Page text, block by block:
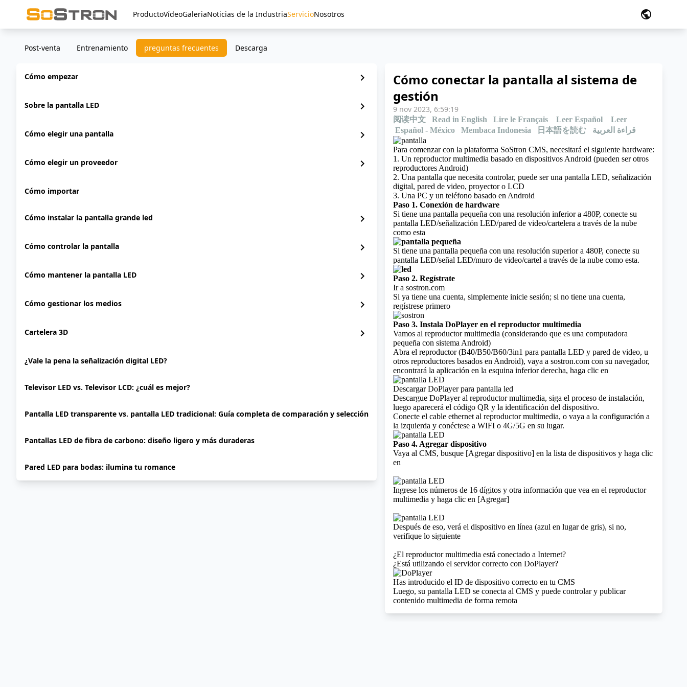
ProductoVídeoGaleriaNoticias de la IndustriaServicioNosotros public
Post-venta Entrenamiento preguntas frecuentes Descarga
Cómo empezar chevron_right
Sobre la pantalla LED chevron_right
Cómo elegir una pantalla chevron_right
Cómo elegir un proveedor chevron_right
Cómo importar
Cómo instalar la pantalla grande led chevron_right
Cómo controlar la pantalla chevron_right
Cómo mantener la pantalla LED chevron_right
Cómo gestionar los medios chevron_right
Cartelera 3D chevron_right
¿Vale la pena la señalización digital LED?
Televisor LED vs. Televisor LCD: ¿cuál es mejor?
Pantalla LED transparente vs. pantalla LED tradicional: Guía completa de comparación y selección
Pantallas LED de fibra de carbono: diseño ligero y más duraderas
Pared LED para bodas: ilumina tu romance
Cómo conectar la pantalla al sistema de
gestión
9 nov 2023, 6:59:19
阅读中文 Read in English Lire le Français Leer Español
Leer
Español - México
Membaca Indonesia 日本語を読む قراءة العربية
Para comenzar con la plataforma SoStron CMS, necesitará el siguiente hardware:
1. Un reproductor multimedia basado en dispositivos Android (pueden ser otros
reproductores Android)
2. Una pantalla que necesita controlar, puede ser una pantalla LED, señalización
digital, pared de video, proyector o LCD
3. Una PC y un teléfono basado en Android
Paso 1. Conexión de hardware
Si tiene una pantalla pequeña con una resolución inferior a 480P, conecte su
pantalla LED/señalización LED/pared de video/cartelera a través de la nube
como esta
Si tiene una pantalla pequeña con una resolución superior a 480P, conecte su
pantalla LED/señal LED/muro de video/cartel a través de la nube como esta.
Paso 2. Regístrate
Ir a sostron.com
Si ya tiene una cuenta, simplemente inicie sesión; si no tiene una cuenta,
regístrese primero
Paso 3. Instala DoPlayer en el reproductor multimedia
Vamos al reproductor multimedia (considerando que es una computadora
pequeña con sistema Android)
Abra el reproductor (B40/B50/B60/3in1 para pantalla LED y pared de video, u
otros reproductores basados ​​en Android), vaya a sostron.com con su navegador,
encontrará la aplicación en la esquina inferior derecha, haga clic en
Descargar DoPlayer para pantalla led
Descargue DoPlayer al reproductor multimedia, siga el proceso de instalación,
luego aparecerá el código QR y la identificación del dispositivo.
Conecte el cable ethernet al reproductor multimedia, o vaya a la configuración a
la izquierda y conéctese a WIFI o 4G/5G en su lugar.
Paso 4. Agregar dispositivo
Vaya al CMS, busque [Agregar dispositivo] en la lista de dispositivos y haga clic
en
Ingrese los números de 16 dígitos y otra información que vea en el reproductor
multimedia y haga clic en [Agregar]
Después de eso, verá el dispositivo en línea (azul en lugar de gris), si no,
verifique lo siguiente
¿El reproductor multimedia está conectado a Internet?
¿Está utilizando el servidor correcto con DoPlayer?
Has introducido el ID de dispositivo correcto en tu CMS
Luego, su pantalla LED se conecta al CMS y puede controlar y publicar
contenido multimedia de forma remota